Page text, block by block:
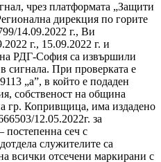
чрез платформата „Защити
дирекция по горите
14.09.2022 г., Ви
г., 15.09.2022 г. и
РДГ-София са извършили
сигнала. При проверката е
„а”, в който е подаден
собственост на община
гр. Копривщица, има издадено
12.05.2022г. за
постепенна сеч с
служителите са
всички отсечени маркирани с